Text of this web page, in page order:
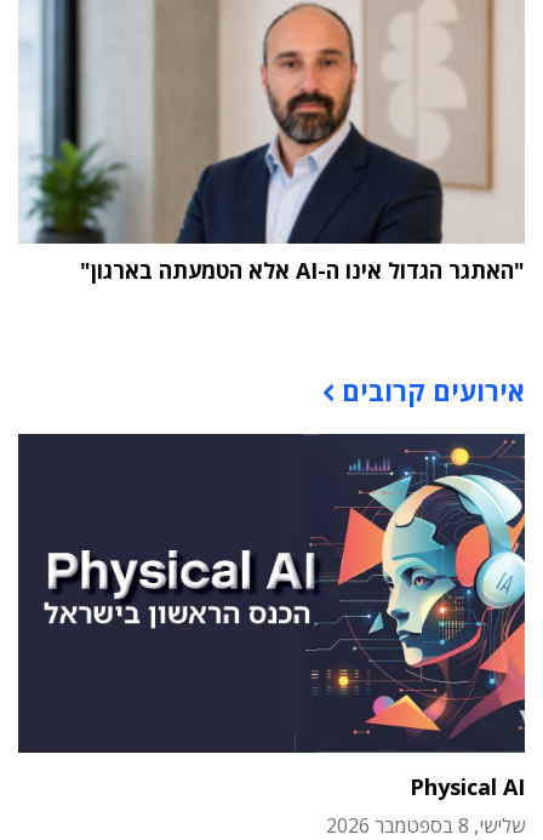
"האתגר הגדול אינו ה-AI אלא הטמעתה בארגון"
אירועים קרובים
Physical AI
שלישי, 8 בספטמבר 2026